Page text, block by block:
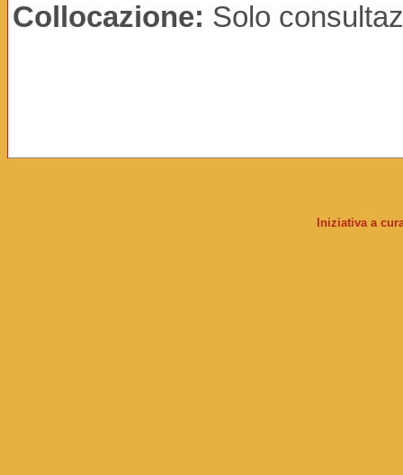
Collocazione: Solo
Iniziativa a